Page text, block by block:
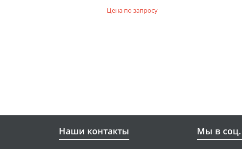
Цена по запросу
Наши контакты Мы в соц.